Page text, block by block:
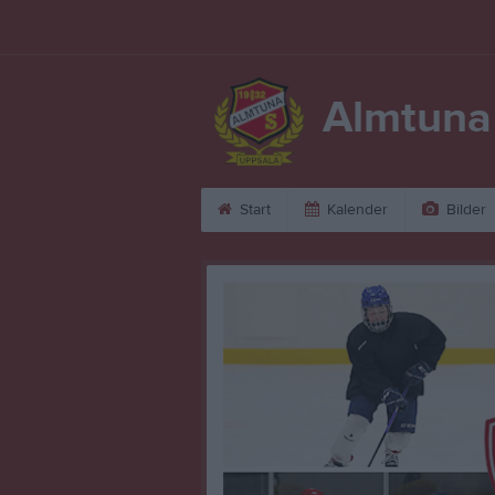
Start Kalender Bilder